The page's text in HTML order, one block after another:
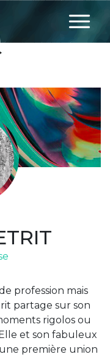
profession mais
partage sur son
rigolos ou
et son fabuleux
première union